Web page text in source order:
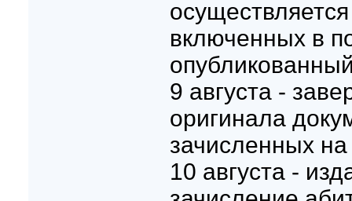
включенных в
9 августа -
оригинала
зачисленных
10 августа -